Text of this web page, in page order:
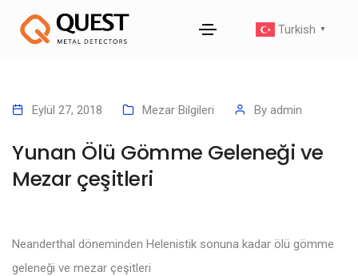
Turkish ▼
Eylül 27, 2018 Mezar Bilgileri By admin
Yunan Ölü Gömme Geleneği ve
Mezar çeşitleri
Neanderthal döneminden Helenistik sonuna kadar ölü gömme
geleneği ve mezar çeşitleri